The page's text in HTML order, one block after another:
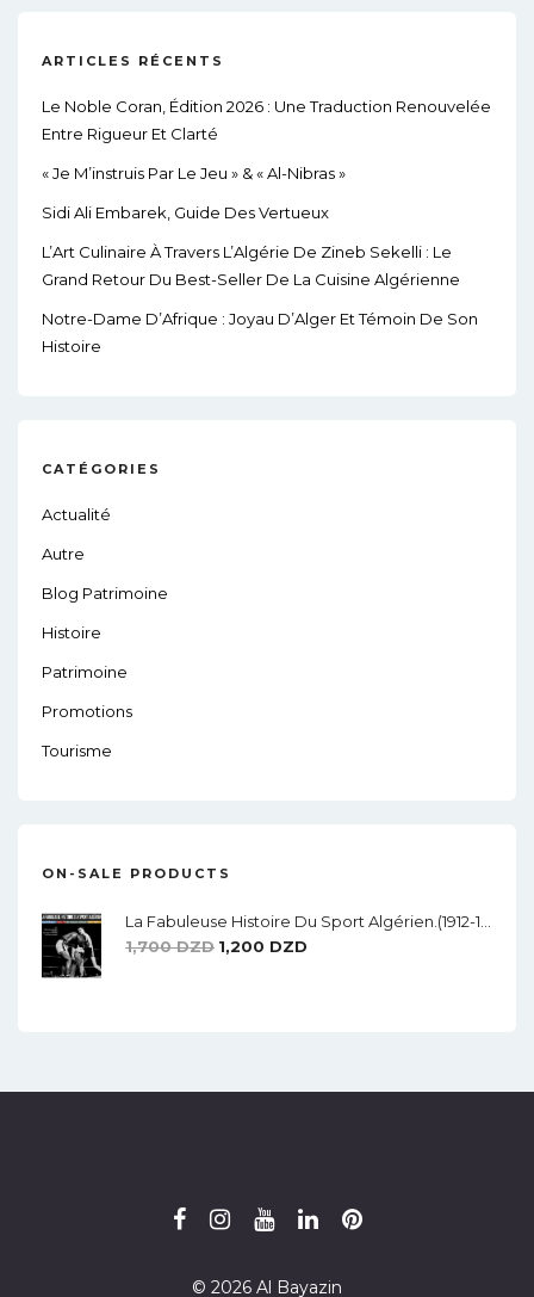
ARTICLES RÉCENTS
Le Noble Coran, Édition 2026 : Une Traduction Renouvelée
Entre Rigueur Et Clarté
« Je M’instruis Par Le Jeu » & « Al-Nibras »
Sidi Ali Embarek, Guide Des Vertueux
L’Art Culinaire À Travers L’Algérie De Zineb Sekelli : Le
Grand Retour Du Best-Seller De La Cuisine Algérienne
Notre-Dame D’Afrique : Joyau D’Alger Et Témoin De Son
Histoire
CATÉGORIES
Actualité
Autre
Blog Patrimoine
Histoire
Patrimoine
Promotions
Tourisme
ON-SALE PRODUCTS
1,700DZD Le
1,200 DZD
© 2026 Al Bayazin